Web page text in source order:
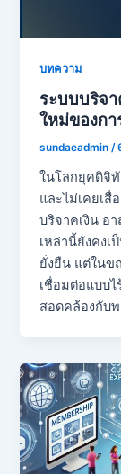
บทความ
ระบบบริจ
ใหม่ของกา
sundaeadmin/
ในโลกยุคดิจิ
และไม่เคยเสื่
บริจาคเงิน อ
เหล่านี้ยังคง
ยั่งยืน แต่ในข
เชื่อมต่อแบบ
สอดคล้องกับ